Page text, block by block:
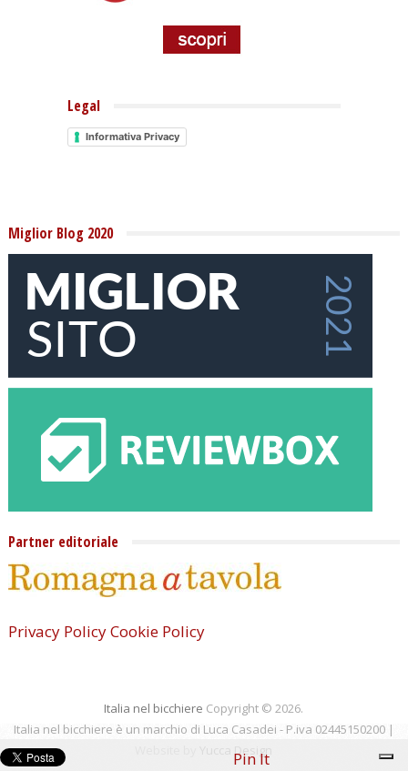
Pin It
Legal
Informativa Privacy
Miglior Blog 2020
Partner editoriale
Privacy PolicyCookie Policy
Italia nel bicchiere Copyright © 2026.
Italia nel bicchiere è un marchio di Luca Casadei - P.iva 02445150200 |
Yucca Design